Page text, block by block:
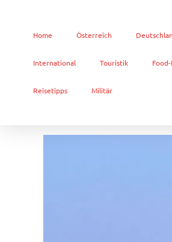
Home Österreich
International Touristik
Reisetipps Militär